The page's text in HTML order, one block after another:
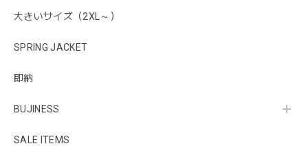
大きいサイズ（2XL～）
SPRING JACKET
即納
BUJINESS
SALE ITEMS